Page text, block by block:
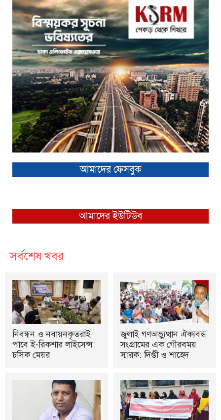
আমাদের ফেসবুক
আমাদের ইউটিউব
সর্বশেষ খবর
নিবন্ধন ও নবায়নকৃতরাই
পাবে ই-রিকশার লাইসেন্স:
চসিক মেয়র
জুলাই গণঅভ্যুত্থান ঐক্যবদ্ধ
সংগ্রামের এক গৌরবময়
স্মারক: দিপ্তী ও শাহেদ